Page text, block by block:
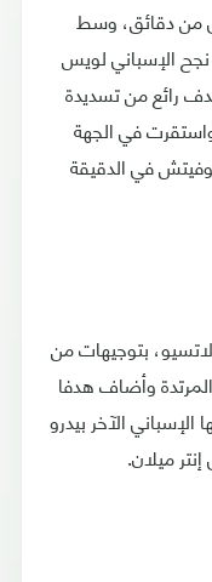
من دقائق، وسط
نجح الإسباني لويس
رائع من تسديدة
في الجهة
في الدقيقة
بتوجيهات من
وأضاف هدفا
وضعها الإسباني الآخر بيدرو
ميلان.